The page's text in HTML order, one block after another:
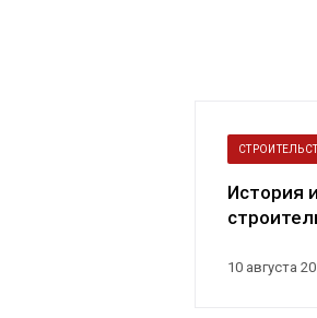
10 августа
История